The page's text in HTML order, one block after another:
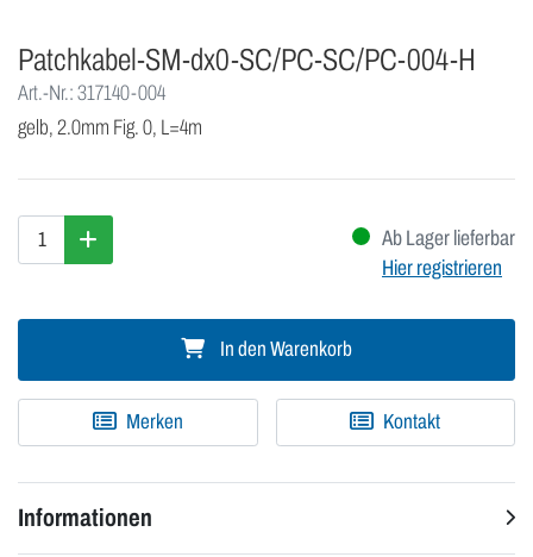
Patchkabel-SM-dx0-SC/PC-SC/PC-004-H
Art.-Nr.: 317140-004
gelb, 2.0mm Fig. 0, L=4m
Ab Lager lieferbar
Hier registrieren
In den Warenkorb
Merken Kontakt
Informationen